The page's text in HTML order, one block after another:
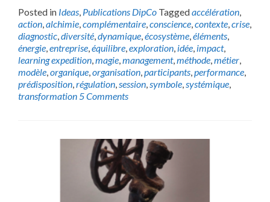
Posted in Ideas, Publications DipCo Taggedaccélération,
action,alchimie,complémentaire,conscience,contexte,crise,
diagnostic,diversité,dynamique,écosystème,éléments,
énergie,entreprise,équilibre,exploration, idée, impact,
learning expedition,magie,management,méthode,métier,
modèle,organique,organisation,participants,performance,
prédisposition,régulation,session,symbole,systémique,
transformation5 Comments